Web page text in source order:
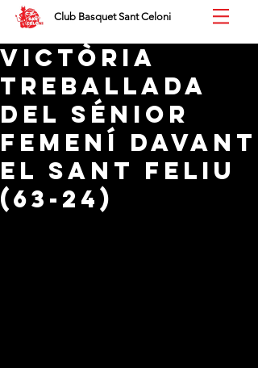
Club Basquet Sant Celoni
Victòria
treballada
del Sénior
Femení davant
el Sant Feliu
(63-24)